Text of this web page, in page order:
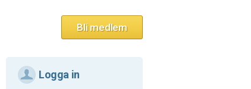
Bli medlem
Logga in